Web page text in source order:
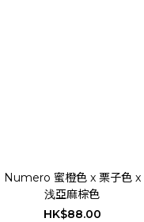
Numero 蜜橙色 x 栗子色 x
浅亞麻棕色
HK$88.00